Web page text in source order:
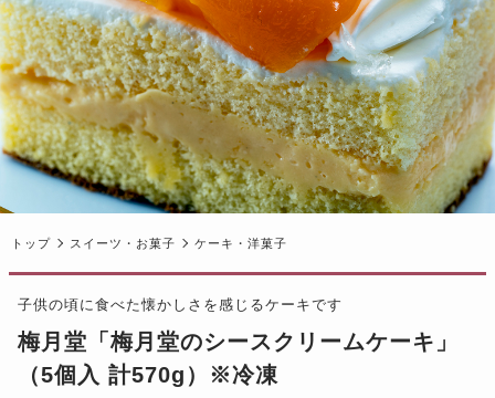
トップ スイーツ・お菓子 ケーキ・洋菓子
子供の頃に食べた懐かしさを感じるケーキです
梅月堂「梅月堂のシースクリームケーキ」
（5個入 計570g）※冷凍